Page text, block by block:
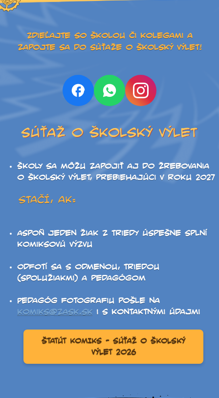
Zdieľajte so školou či kolegami a
zapojte sa do súťaže o školský výlet!
Školy sa môžu zapojiť aj do žrebovania
o školský výlet, prebiehajúci v roku 2027
STAČÍ, AK:
Aspoň jeden žiak z triedy úspešne splní
komiksovú výzvu
Odfotí sa s odmenou, triedou
(spolužiakmi) a pedagógom
Pedagóg fotografiu pošle na
komiks@zask.sk i s kontaktnými údajmi
ŠTATÚT KOMIKS – SÚŤAŽ O ŠKOLSKÝ
VÝLET 2026